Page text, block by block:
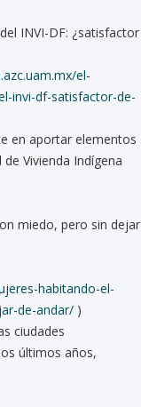
INVI-DF: ¿satisfactor
el-
invi-df-satisfactor-de-
en aportar elementos
Vivienda Indígena
miedo, pero sin dejar
habitando-el-
de-andar/ )
ciudades
últimos años,